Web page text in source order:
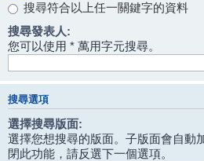
搜尋符合以上任一關鍵字的資料
搜尋發表人:
您可以使用 * 萬用字元搜尋。
搜尋選項
選擇搜尋版面:
選擇您想搜尋的版面。子版面會自動
閉此功能，請反選下一個選項。